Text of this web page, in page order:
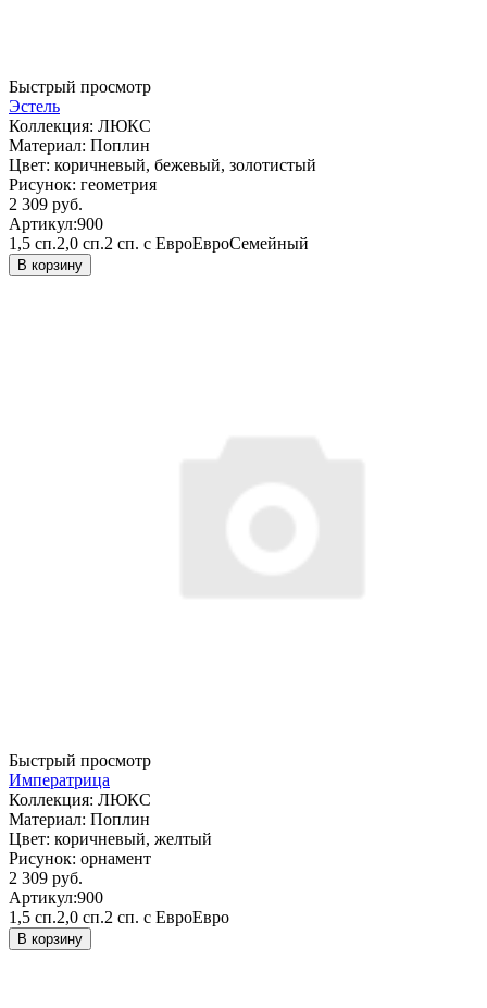
Быстрый просмотр
Эстель
Коллекция: ЛЮКС
Материал: Поплин
Цвет: коричневый, бежевый, золотистый
Рисунок: геометрия
2 309 руб.
Артикул:900
1,5 сп.2,0 сп.2 сп. с ЕвроЕвроСемейный
В корзину
Быстрый просмотр
Императрица
Коллекция: ЛЮКС
Материал: Поплин
Цвет: коричневый, желтый
Рисунок: орнамент
2 309 руб.
Артикул:900
1,5 сп.2,0 сп.2 сп. с ЕвроЕвро
В корзину